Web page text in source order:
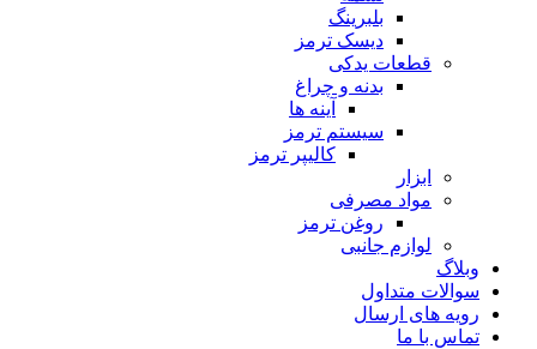
بلبرینگ
دیسک ترمز
قطعات یدکی
بدنه و چراغ
آینه ها
سیستم ترمز
کالیپر ترمز
ابزار
مواد مصرفی
روغن ترمز
لوازم جانبی
وبلاگ
سوالات متداول
رویه های ارسال
تماس با ما